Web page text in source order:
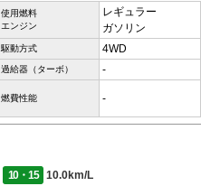
使用燃料
エンジン
レギュラー
ガソリン
駆動方式 4WD
過給器（ターボ） -
燃費性能 -
10・15
10.0km/L